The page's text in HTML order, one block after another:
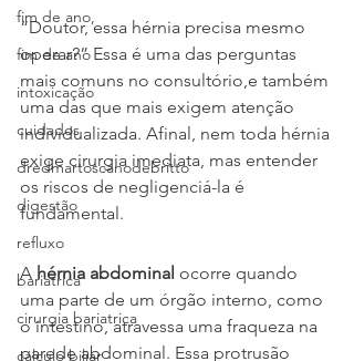
fim de ano,
fim de ano
intoxicação
cuidados
dredmartoscanodebritto
digestão
refluxo
bariatrica
cirurgia bariatrica
cálculo biliar
“Doutor, essa hérnia precisa mesmo
operar?” Essa é uma das perguntas
mais comuns no consultório,e também
uma das que mais exigem atenção
individualizada. Afinal, nem toda hérnia
exige cirurgia imediata, mas entender
os riscos de negligenciá-la é
fundamental.
A hérnia abdominal ocorre quando
uma parte de um órgão interno, como
o intestino, atravessa uma fraqueza na
parede abdominal. Essa protrusão